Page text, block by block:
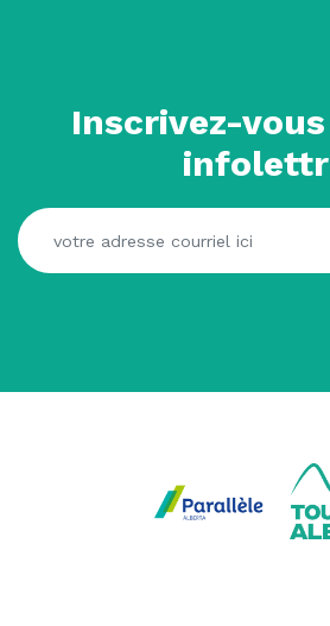
Inscrivez-